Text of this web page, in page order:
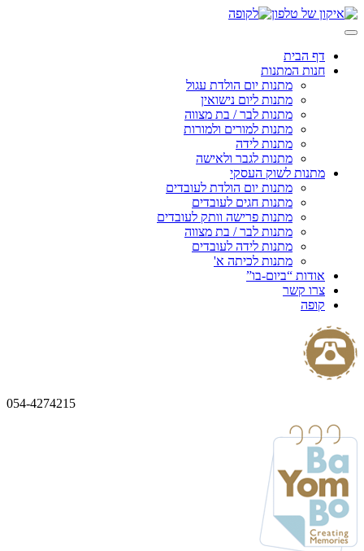
Skip
to
דף הבית
חנות המתנות
מתנות יום הולדת עגול
מתנות ליום נישואין
מתנות לבר / בת מצווה
מתנות למורים ולמורות
מתנות לידה
מתנות לגבר ולאישה
מתנות לשוק העסקי
מתנות יום הולדת לעובדים
מתנות חגים לעובדים
מתנות פרישה וותק לעובדים
מתנות לבר / בת מצווה
מתנות לידה לעובדים
מתנות לכיתה א'
אודות “ביום-בו”
צרו קשר
קופה
054-4274215